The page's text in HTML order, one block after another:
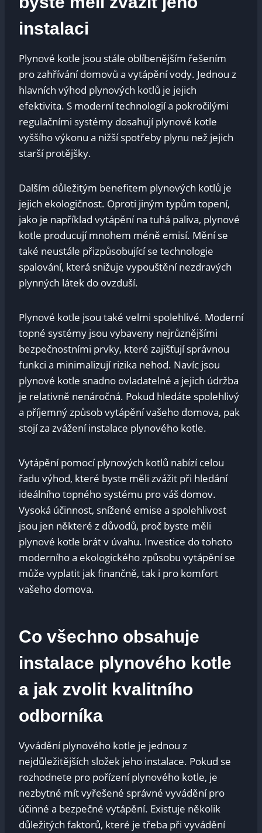
instalaci
Plynové kotle jsou stále oblíbenějším řešením
pro zahřívání domovů a vytápění vody. Jednou z
hlavních výhod plynových kotlů je jejich
efektivita. S moderní technologií a pokročilými
regulačními systémy dosahují plynové kotle
vyššího výkonu a nižší spotřeby plynu než jejich
starší protějšky.
Dalším důležitým benefitem plynových kotlů je
jejich ekologičnost. Oproti jiným typům topení,
jako je například vytápění na tuhá paliva, plynové
kotle producují mnohem méně emisí. Mění se
také neustále přizpůsobující se technologie
spalování, která snižuje vypouštění nezdravých
plynných látek do ovzduší.
Plynové kotle jsou také velmi spolehlivé. Moderní
topné systémy jsou vybaveny nejrůznějšími
bezpečnostními prvky, které zajišťují správnou
funkci a minimalizují rizika nehod. Navíc jsou
plynové kotle snadno ovladatelné a jejich údržba
je relativně nenáročná. Pokud hledáte spolehlivý
a příjemný způsob vytápění vašeho domova, pak
stojí za zvážení instalace plynového kotle.
Vytápění pomocí plynových kotlů nabízí celou
řadu výhod, které byste měli zvážit při hledání
ideálního topného systému pro váš domov.
Vysoká účinnost, snížené emise a spolehlivost
jsou jen některé z důvodů, proč byste měli
plynové kotle brát v úvahu. Investice do tohoto
moderního a ekologického způsobu vytápění se
může vyplatit jak finančně, tak i pro komfort
vašeho domova.
Co všechno obsahuje
instalace plynového kotle
a jak zvolit kvalitního
odborníka
Vyvádění plynového kotle je jednou z
nejdůležitějších složek jeho instalace. Pokud se
rozhodnete pro pořízení plynového kotle, je
nezbytné mít vyřešené správné vyvádění pro
účinné a bezpečné vytápění. Existuje několik
důležitých faktorů, které je třeba při vyvádění